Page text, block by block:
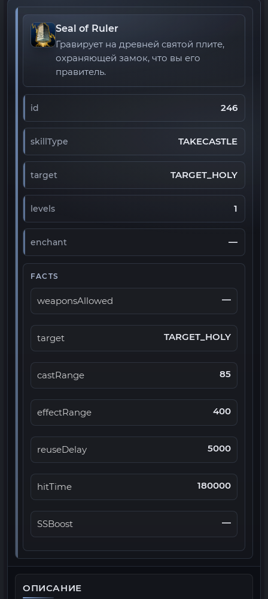
Seal of Ruler
Гравирует на древней святой плите,
охраняющей замок, что вы его
правитель.
id 246
skillType TAKECASTLE
target TARGET_HOLY
levels 1
enchant —
FACTS
weaponsAllowed —
target TARGET_HOLY
castRange 85
effectRange 400
reuseDelay 5000
hitTime 180000
SSBoost —
ОПИСАНИЕ